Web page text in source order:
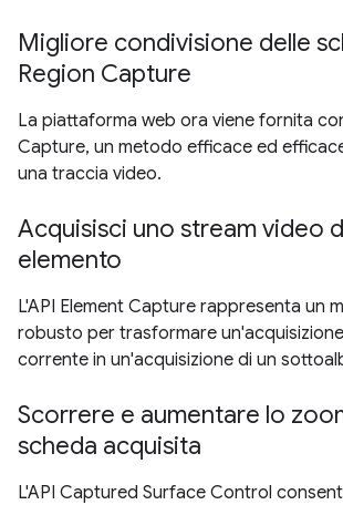
Migliore condivisione delle
Region Capture
La piattaforma web ora viene fornita
Capture, un metodo efficace ed
una traccia video.
Acquisisci uno stream video
elemento
L'API Element Capture rappresenta un
robusto per trasformare
corrente in un'acquisizione di un
Scorrere e aumentare lo
scheda acquisita
L'API Captured Surface Control